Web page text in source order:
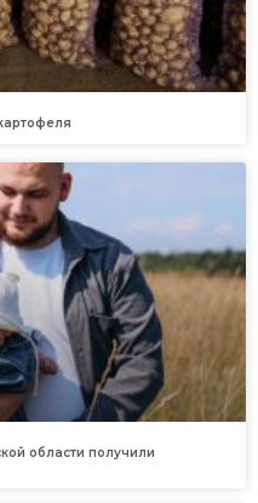
области получили